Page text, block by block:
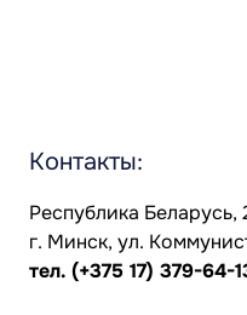
Контакты:
Республика Беларусь,
г. Минск, ул.
тел. (+375 17) 379-64-